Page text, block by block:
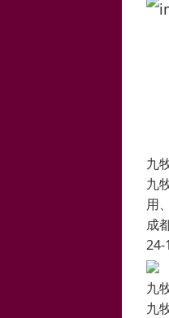
九
九
用
成
24-
九
九